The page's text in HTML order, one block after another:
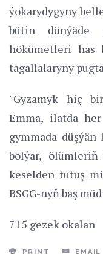
ýokarydygyny
bütin dünýäde
hökümetleri has
tagallalaryny
"Gyzamyk hiç
Emma, ilatda
gymmada
bolýar,
keselden tutuş
BSGG-nyň baş
715 gezek okalan
PRINT EMAIL